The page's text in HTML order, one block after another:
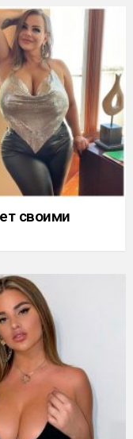
своими